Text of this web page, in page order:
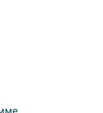
годы.